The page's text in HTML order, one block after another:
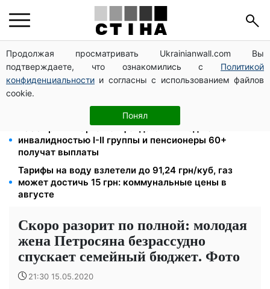
Продолжая просматривать Ukrainianwall.com Вы
подтверждаете, что ознакомились с Политикой
конфиденциальности и согласны с использованием файлов
cookie.
Понял
Директор ДОЗ Киева Татьяна Мостепан:
Демографический кризис нуждается в новых
решениях уже сегодня
Пенсионная реформа в сентябре: добровольные
накопления и пересмотр спецпенсий судей
2000 грн в квартал от фонда США: люди с
инвалидностью I-II группы и пенсионеры 60+
получат выплаты
Тарифы на воду взлетели до 91,24 грн/куб, газ
может достичь 15 грн: коммунальные цены в
августе
Скоро разорит по полной: молодая
жена Петросяна безрассудно
спускает семейный бюджет. Фото
21:30 15.05.2020